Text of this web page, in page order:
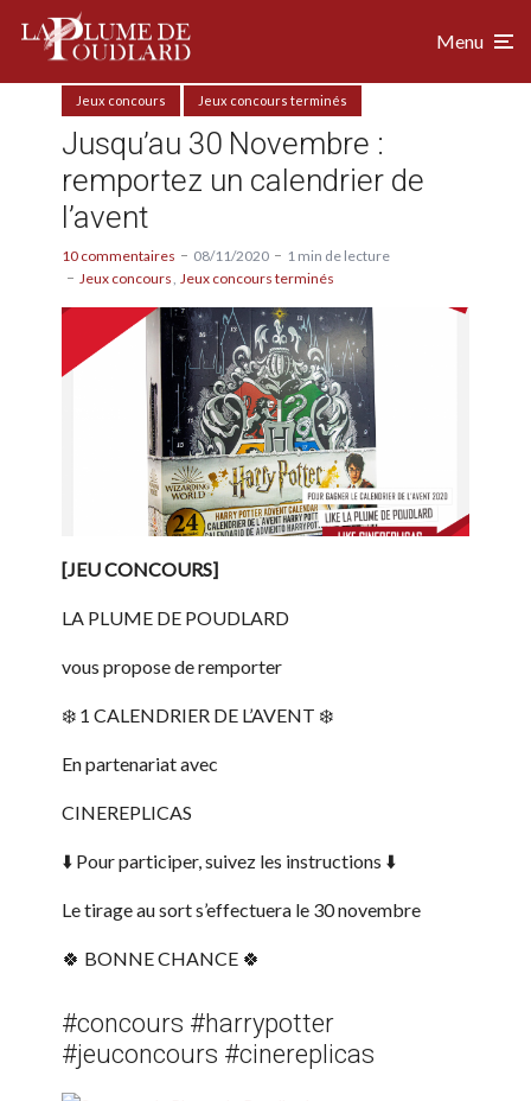
Menu
Jeux concours Jeux concours terminés
Jusqu’au 30 Novembre :
remportez un calendrier de
l’avent
10 commentaires 08/11/2020
1 min de lecture
Jeux concours
Jeux concours terminés
[JEU CONCOURS]
LA PLUME DE POUDLARD
vous propose de remporter
❄️ 1 CALENDRIER DE L’AVENT ❄️
En partenariat avec
CINEREPLICAS
⬇️ Pour participer, suivez les instructions ⬇️
Le tirage au sort s’effectuera le 30 novembre
🍀 BONNE CHANCE 🍀
#concours #harrypotter
#jeuconcours #cinereplicas